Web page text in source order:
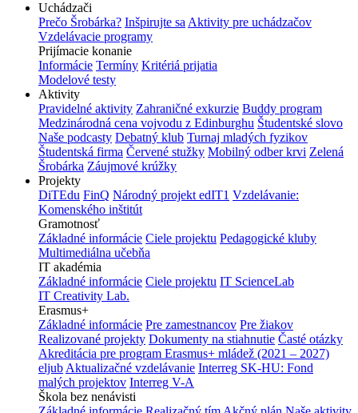
Uchádzači
Prečo Šrobárka? Inšpirujte sa Aktivity pre uchádzačov
Vzdelávacie programy
Prijímacie konanie
Informácie Termíny Kritériá prijatia
Modelové testy
Aktivity
Pravidelné aktivity Zahraničné exkurzie Buddy program
Medzinárodná cena vojvodu z Edinburghu Študentské slovo
Naše podcasty Debatný klub Turnaj mladých fyzikov
Študentská firma Červené stužky Mobilný odber krvi Zelená
Šrobárka Záujmové krúžky
Projekty
DiTEdu FinQ Národný projekt edIT1 Vzdelávanie:
Komenského inštitút
Gramotnosť
Základné informácie Ciele projektu Pedagogické kluby
Multimediálna učebňa
IT akadémia
Základné informácie Ciele projektu IT ScienceLab
IT Creativity Lab.
Erasmus+
Základné informácie Pre zamestnancov Pre žiakov
Realizované projekty Dokumenty na stiahnutie Časté otázky
Akreditácia pre program Erasmus+ mládež (2021 – 2027)
eljub Aktualizačné vzdelávanie Interreg SK-HU: Fond
malých projektov Interreg V-A
Škola bez nenávisti